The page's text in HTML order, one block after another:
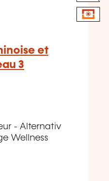
et
3
- Alternativ
Wellness